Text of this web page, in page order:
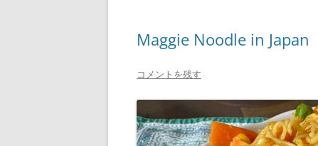
Maggie Noodle in Japan
コメントを残す